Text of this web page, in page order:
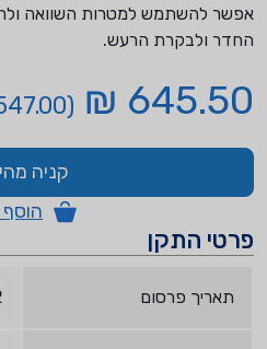
אפשר להשתמש למטרות השוואה
החדר ולבקרת הרעש.
645.50 ₪ (547.00 ₪ ללא מע"מ)
קניה
פרטי התקן
תאריך פרסום